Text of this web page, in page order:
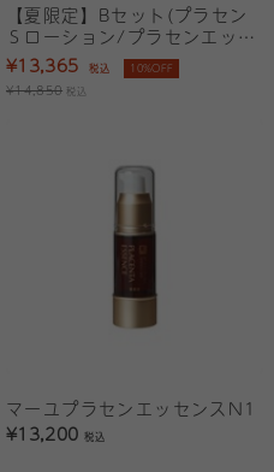
【夏限定】Bセット(プラセン
Ｓローション/プラセンエッセ
ンス/マーユセラミドオイル)
¥13,365 税込 10%OFF
¥14,850 税込
マーユプラセンエッセンスN1
¥13,200税込